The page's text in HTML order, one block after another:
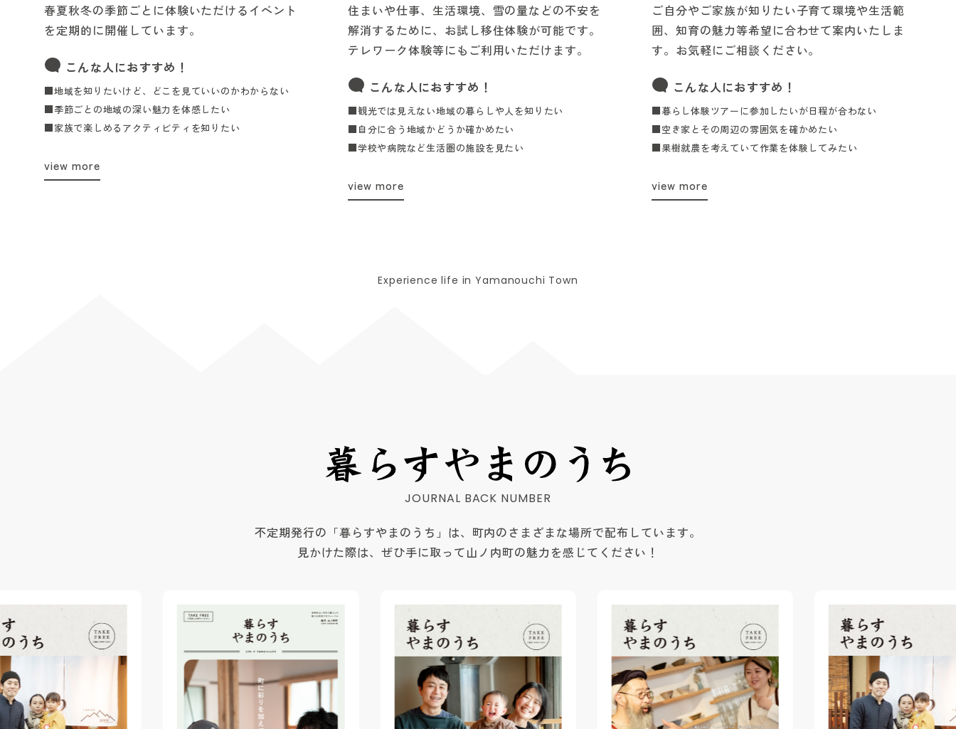
春夏秋冬の季節ごとに体験いただけるイベント
を定期的に開催しています。
こんな人におすすめ！
■地域を知りたいけど、どこを見ていいのかわからない
■季節ごとの地域の深い魅力を体感したい
■家族で楽しめるアクティビティを知りたい
view more
住まいや仕事、生活環境、雪の量などの不安を
解消するために、お試し移住体験が可能です。
テレワーク体験等にもご利用いただけます。
こんな人におすすめ！
■観光では見えない地域の暮らしや人を知りたい
■自分に合う地域かどうか確かめたい
■学校や病院など生活圏の施設を見たい
view more
ご自分やご家族が知りたい子育て環境や生活範
囲、知育の魅力等希望に合わせて案内いたしま
す。お気軽にご相談ください。
こんな人におすすめ！
■暮らし体験ツアーに参加したいが日程が合わない
■空き家とその周辺の雰囲気を確かめたい
■果樹就農を考えていて作業を体験してみたい
view more
Experience life in Yamanouchi Town
不定期発行の「暮らすやまのうち」は、町内のさまざまな場所で配布しています。
見かけた際は、ぜひ手に取って山ノ内町の魅力を感じてください！